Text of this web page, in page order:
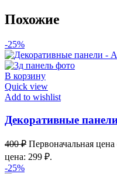
Похожие
-25%
В корзину
Quick view
Add to wishlist
Декоративные
400₽ Первоначальная цена
цена: 299 ₽.
-25%